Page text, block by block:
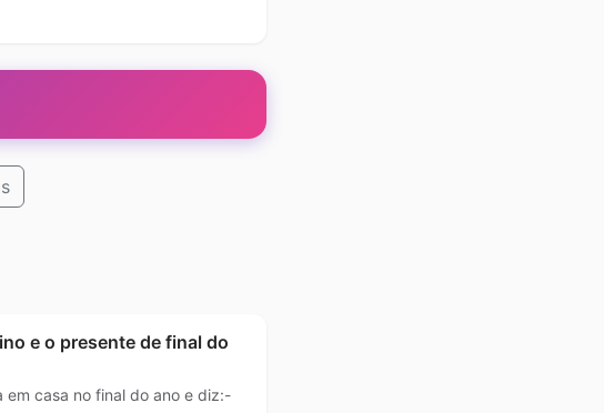
e o presente de final do
em casa no final do ano e diz:-